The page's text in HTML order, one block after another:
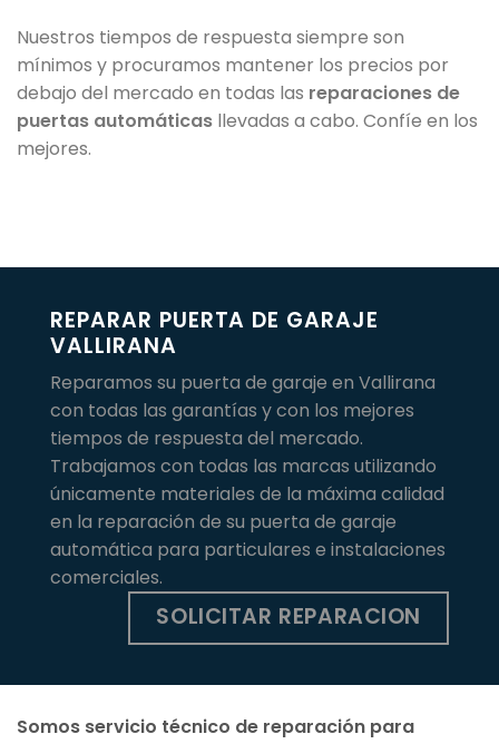
Nuestros tiempos de respuesta siempre son
mínimos y procuramos mantener los precios por
debajo del mercado en todas las reparaciones de
puertas automáticas llevadas a cabo. Confíe en los
mejores.
REPARAR PUERTA DE GARAJE
VALLIRANA
Reparamos su puerta de garaje en Vallirana
con todas las garantías y con los mejores
tiempos de respuesta del mercado.
Trabajamos con todas las marcas utilizando
únicamente materiales de la máxima calidad
en la reparación de su puerta de garaje
automática para particulares e instalaciones
comerciales.
SOLICITAR REPARACION
Somos servicio técnico de reparación para